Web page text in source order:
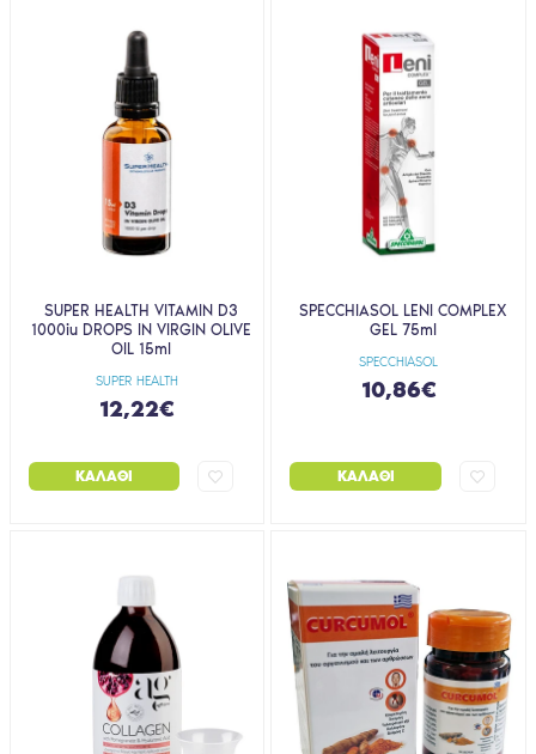
SUPER HEALTH
SUPER HEALTH VITAMIN D3
1000iu DROPS IN VIRGIN OLIVE
OIL 15ml
12,22€
ΚΑΛΆΘΙ
SPECCHIASOL
SPECCHIASOL LENI COMPLEX
GEL 75ml
10,86€
ΚΑΛΆΘΙ